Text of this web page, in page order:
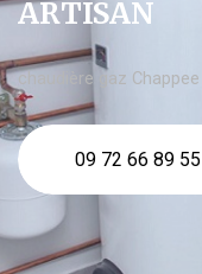
ARTISAN
chaudière gaz
09 72 66 89 55